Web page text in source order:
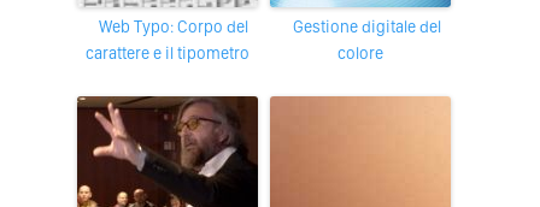
Web Typo: Corpo del
carattere e il tipometro
Gestione digitale del
colore